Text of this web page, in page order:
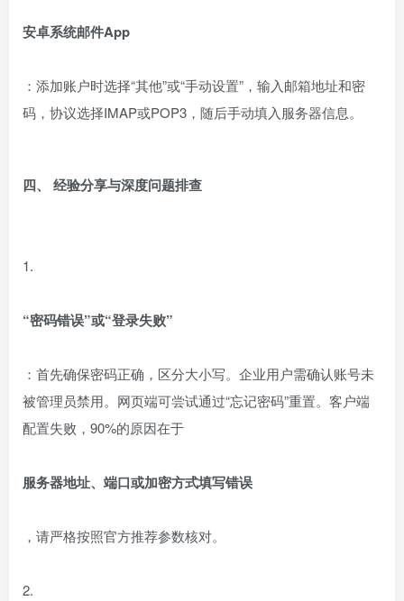
安卓系统邮件App
：添加账户时选择“其他”或“手动设置”，输入邮箱地址和密
码，协议选择IMAP或POP3，随后手动填入服务器信息。
四、 经验分享与深度问题排查
1.
“密码错误”或“登录失败”
：首先确保密码正确，区分大小写。企业用户需确认账号未
被管理员禁用。网页端可尝试通过“忘记密码”重置。客户端
配置失败，90%的原因在于
服务器地址、端口或加密方式填写错误
，请严格按照官方推荐参数核对。
2.